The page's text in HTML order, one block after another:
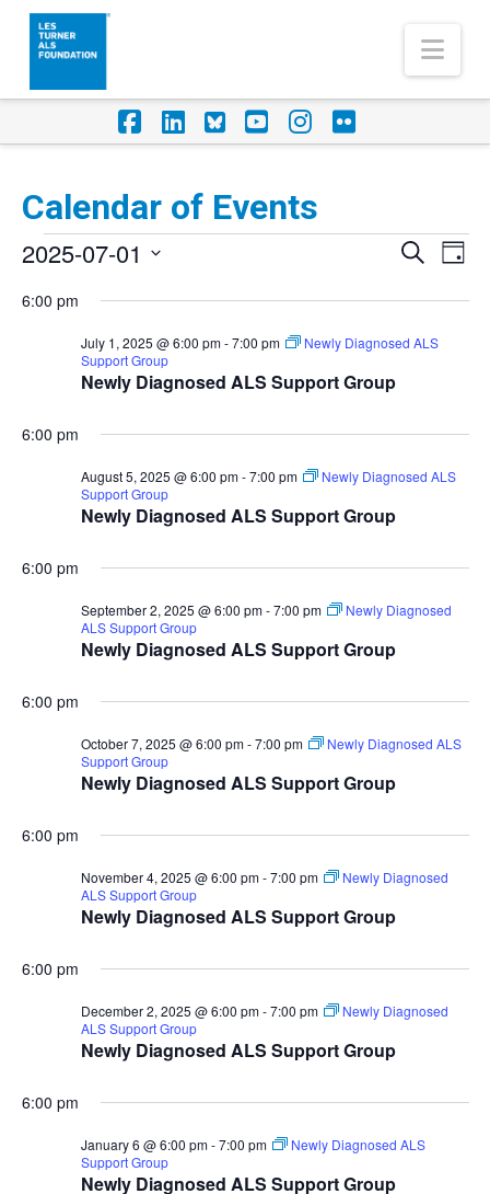
Facebook
LinkedIn
Foursquare
YouTube
Instagram
Flickr
Calendar of Events
Events
for
Events
Search
and
Search
Day
2025-07-01
date.
6:00 pm
Newly Diagnosed ALS Support Group
July 1, 2025 @ 6:00 pm-7:00 pm
Newly Diagnosed ALS
Support Group
6:00 pm
Newly Diagnosed ALS Support Group
August 5, 2025 @ 6:00 pm-7:00 pm
Newly Diagnosed ALS
Support Group
6:00 pm
Newly Diagnosed ALS Support Group
September 2, 2025 @ 6:00 pm-7:00 pm
Newly Diagnosed
ALS Support Group
6:00 pm
Newly Diagnosed ALS Support Group
October 7, 2025 @ 6:00 pm-7:00 pm
Newly Diagnosed ALS
Support Group
6:00 pm
Newly Diagnosed ALS Support Group
November 4, 2025 @ 6:00 pm-7:00 pm
Newly Diagnosed
ALS Support Group
6:00 pm
Newly Diagnosed ALS Support Group
December 2, 2025 @ 6:00 pm-7:00 pm
Newly Diagnosed
ALS Support Group
6:00 pm
Newly Diagnosed ALS Support Group
January 6 @ 6:00 pm-7:00 pm
Newly Diagnosed ALS
Support Group